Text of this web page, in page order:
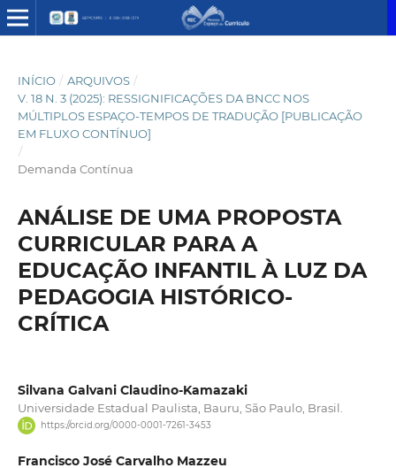
INÍCIO / ARQUIVOS /
V. 18 N. 3 (2025): RESSIGNIFICAÇÕES DA BNCC NOS
MÚLTIPLOS ESPAÇO-TEMPOS DE TRADUÇÃO [PUBLICAÇÃO
EM FLUXO CONTÍNUO]
/
Demanda Contínua
ANÁLISE DE UMA PROPOSTA
CURRICULAR PARA A
EDUCAÇÃO INFANTIL À LUZ DA
PEDAGOGIA HISTÓRICO-
CRÍTICA
Silvana Galvani Claudino-Kamazaki
Universidade Estadual Paulista, Bauru, São Paulo, Brasil.
https://orcid.org/0000-0001-7261-3453
Francisco José Carvalho Mazzeu